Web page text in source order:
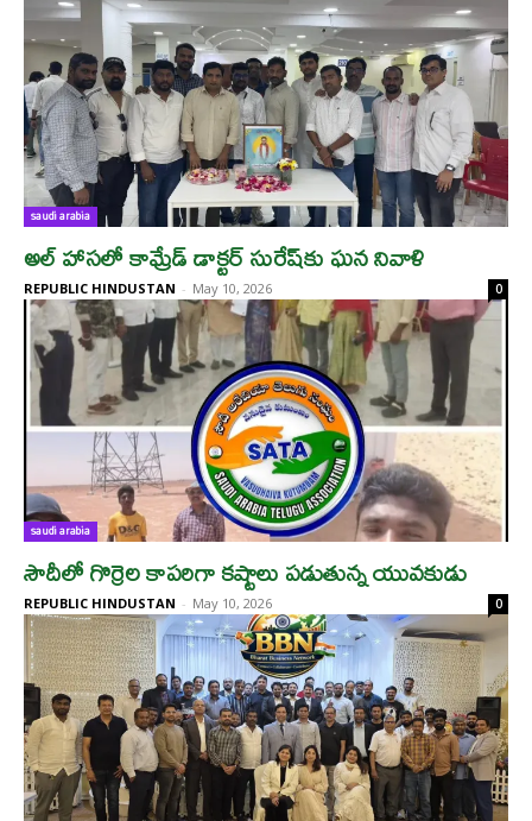
saudi arabia
అల్ హాసలో కామ్రేడ్ డాక్టర్ సురేష్‌కు ఘన నివాళి
REPUBLIC HINDUSTAN - May 10, 2026 0
saudi arabia
సౌదీలో గొర్రెల కాపరిగా కష్టాలు పడుతున్న యువకుడు
REPUBLIC HINDUSTAN - May 10, 2026 0